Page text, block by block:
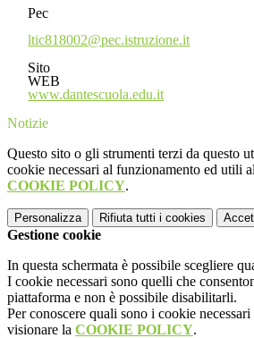
Pec
ltic818002@pec.istruzione.it
Sito
WEB
www.dantescuola.edu.it
Notizie
Questo sito o gli strumenti terzi da questo
cookie necessari al funzionamento ed utili
COOKIE POLICY.
Personalizza Rifiuta tutti i cookies
Gestione cookie
In questa schermata è possibile scegliere
I cookie necessari sono quelli che
piattaforma e non è possibile disabilitarli.
Per conoscere quali sono i cookie
visionare la COOKIE POLICY.